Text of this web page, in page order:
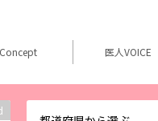
Concept 医人VOICE